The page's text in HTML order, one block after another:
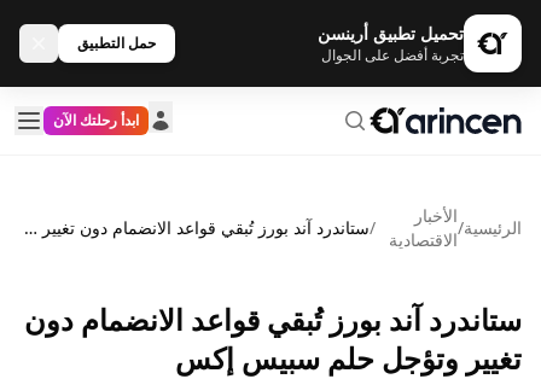
تحميل تطبيق أرينسن
تجربة أفضل على الجوال
حمل التطبيق
ابدأ رحلتك الآن
الرئيسية/
الأخبار
الاقتصادية
/ ستاندرد آند بورز تُبقي قواعد الانضمام دون تغيير وتؤجل حلم سبيس إكس
ستاندرد آند بورز تُبقي قواعد الانضمام دون
تغيير وتؤجل حلم سبيس إكس